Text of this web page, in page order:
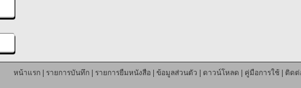
หน้าแรก| รายการบันทึก| รายการยืมหนังสือ ข้อมูลส่วนตัว ดาวน์โหลด คู่มือการใช้| ติดต่